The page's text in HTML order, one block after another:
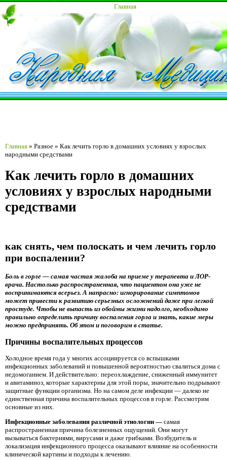
Главная
Главная » Разное » Как лечить горло в домашних условиях у взрослых
народными средствами
Как лечить горло в домашних
условиях у взрослых народными
средствами
как снять, чем полоскать и чем лечить горло
при воспалении?
Боль в горле — самая частая жалоба на приеме у терапевта и ЛОР-
врача. Настолько распространенная, что пациентом она уже не
воспринимаются всерьез. А напрасно: игнорирование симптомов
может привести к развитию серьезных осложнений даже при легкой
простуде. Чтобы не выпасть из обоймы жизни надолго, необходимо
правильно определить причину воспаления горла и знать, какие меры
можно предпринять. Об этом и поговорим в статье.
Причины воспалительных процессов
Холодное время года у многих ассоциируется со вспышками
инфекционных заболеваний и повышенной вероятностью свалиться дома с
недомоганием. И действительно: переохлаждение, сниженный иммунитет
и авитаминоз, которые характерны для этой поры, значительно подрывают
защитные функции организма. Но на самом деле инфекции — далеко не
единственная причина воспалительных процессов в горле. Рассмотрим
основные из них.
Инфекционные заболевания различной этиологии — самая
распространенная причина болезненных ощущений. Они могут
вызываться бактериями, вирусами и даже грибками. Возбудитель и
локализация инфекционного процесса оказывают влияние на особенности
клинической картины и подходы к лечению.